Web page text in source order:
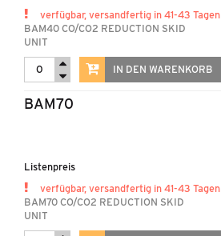
verfügbar, versandfertig in 41-43 Tagen
BAM40 CO/CO2 REDUCTION SKID
UNIT
IN DEN WARENKORB
BAM70
Listenpreis
verfügbar, versandfertig in 41-43 Tagen
BAM70 CO/CO2 REDUCTION SKID
UNIT